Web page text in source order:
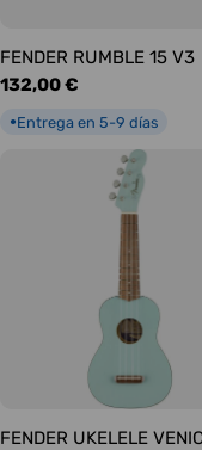
FENDER RUMBLE 15 V3
Precio
132,00 €
●Entrega en 5-9 días
FENDER UKELELE